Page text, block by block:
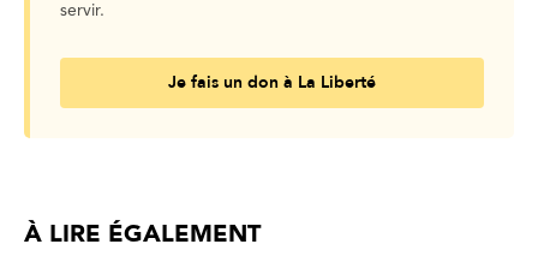
servir.
Je fais un don à La Liberté
À LIRE ÉGALEMENT